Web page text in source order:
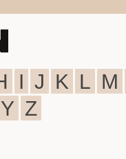
I J K L M
Y Z